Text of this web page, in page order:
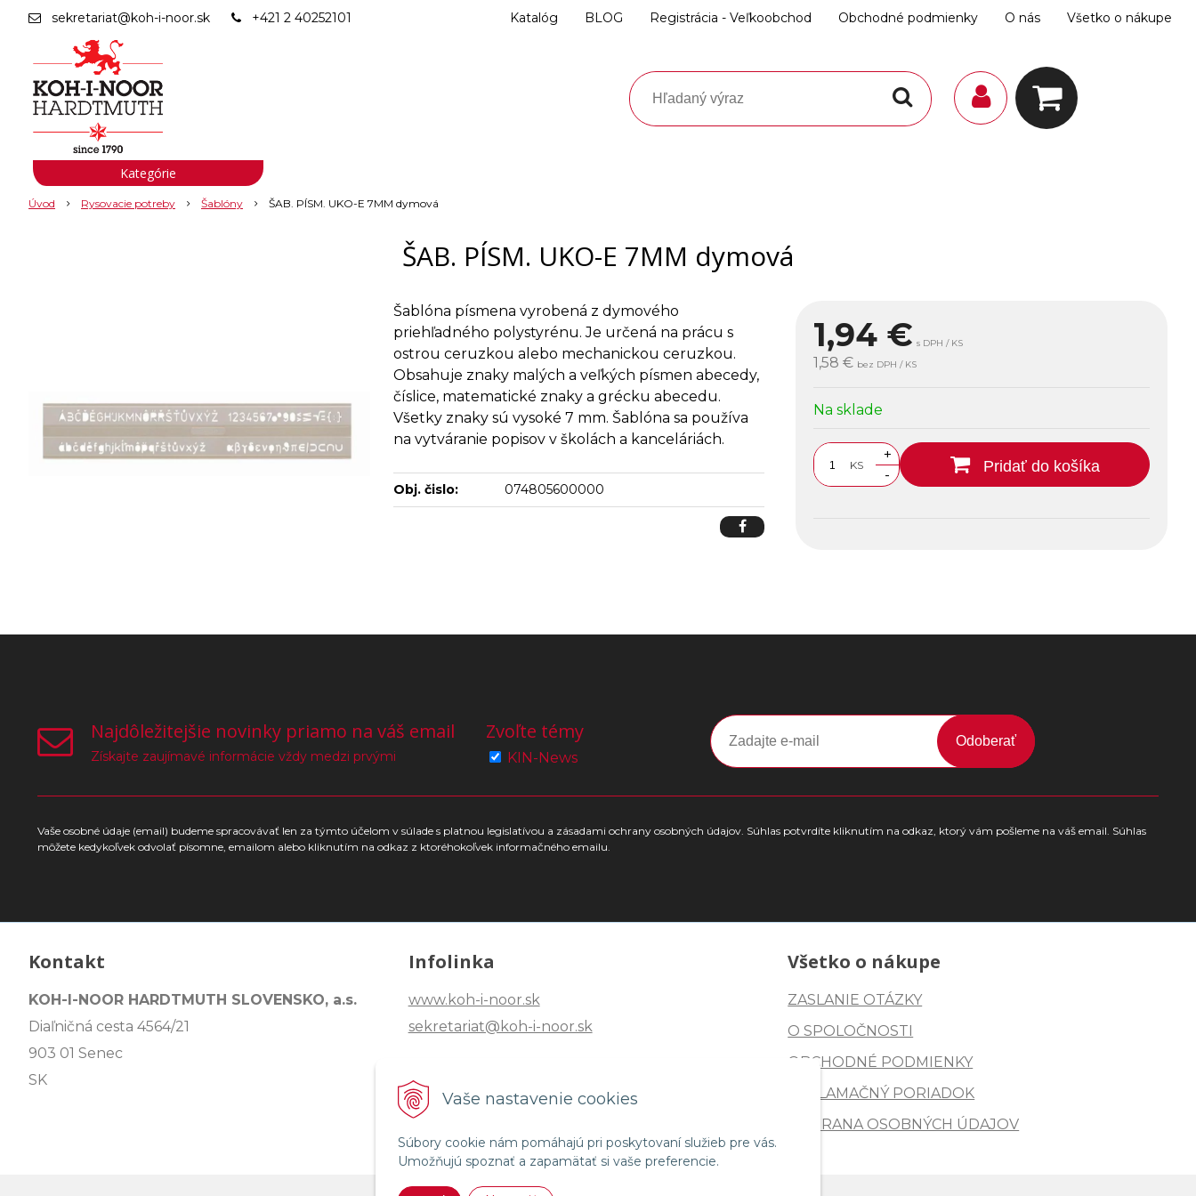
Vaše nastavenie cookies
Súbory cookie nám pomáhajú pri poskytovaní služieb pre vás.
Umožňujú spoznať a zapamätať si vaše preferencie.
sekretariat@koh-i-noor.sk +421 2 40252101 Katalóg BLOG Registrácia - Veľkoobchod Obchodné podmienky O nás Všetko o nákupe
Úvod Rysovacie potreby Šablóny ŠAB. PÍSM. UKO-E 7MM dymová
ŠAB. PÍSM. UKO-E 7MM dymová
1,94 € s DPH / KS
1,58 € bez DPH / KS
Na sklade
KS
+
-
Pridať do košíka
Šablóna písmena vyrobená z dymového
priehľadného polystyrénu. Je určená na prácu s
ostrou ceruzkou alebo mechanickou ceruzkou.
Obsahuje znaky malých a veľkých písmen abecedy,
číslice, matematické znaky a grécku abecedu.
Všetky znaky sú vysoké 7 mm. Šablóna sa používa
na vytváranie popisov v školách a kanceláriách.
Obj. čislo: 074805600000
Kategórie
Najdôležitejšie novinky priamo na váš email
Získajte zaujímavé informácie vždy medzi prvými
Zvoľte témy
KIN-News
Odoberať
Vaše osobné údaje (email) budeme spracovávať len za týmto účelom v súlade s platnou legislatívou a zásadami ochrany osobných údajov. Súhlas potvrdíte kliknutím na odkaz, ktorý vám pošleme na váš email. Súhlas
môžete kedykoľvek odvolať písomne, emailom alebo kliknutím na odkaz z ktoréhokoľvek informačného emailu.
Kontakt
KOH-I-NOOR HARDTMUTH SLOVENSKO, a.s.
Diaľničná cesta 4564/21
903 01 Senec
SK
Infolinka
www.koh-i-noor.sk
sekretariat@koh-i-noor.sk
Tel: +421 2 40252101
Fax: +421 2 44872870
Všetko o nákupe
ZASLANIE OTÁZKY
O SPOLOČNOSTI
OBCHODNÉ PODMIENKY
REKLAMAČNÝ PORIADOK
OCHRANA OSOBNÝCH ÚDAJOV